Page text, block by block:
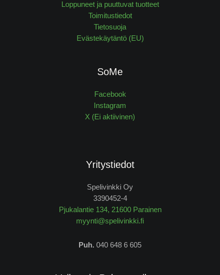
Loppuneet ja puuttuvat tuotteet
Toimitustiedot
Tietosuoja
Evästekäytäntö (EU)
SoMe
Facebook
Instagram
X (Ei aktiivinen)
Yritystiedot
Spelivinkki Oy
3390452-4
Pjukalantie 134, 21600 Parainen
myynti@spelivinkki.fi
Puh. 040 648 6 605